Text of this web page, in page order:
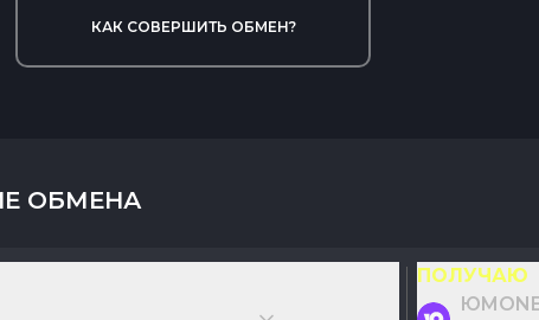
КАК СОВЕРШИТЬ ОБМЕН?
ОБМЕНА
ПОЛУЧАЮ